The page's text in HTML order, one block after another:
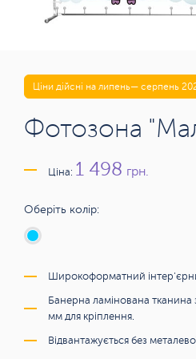
Ціни дійсні на липень— серпень
Фотозона
Ціна: 1 498 грн.
Оберіть колір:
Широкоформатний
Банерна ламінована
мм для кріплення.
Відвантажується без